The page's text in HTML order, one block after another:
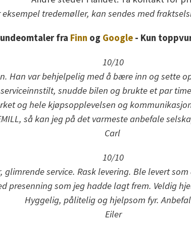
eksempel tredemøller, kan sendes med
fra Finn og Google - Kun
10/10
Han var behjelpelig med å bære inn og sette
snudde bilen og brukte et par
og hele kjøpsopplevelsen og
så kan jeg på det varmeste anbefale
Carl
10/10
service. Rask levering. Ble levert
presenning som jeg hadde lagt frem. Veldig
Hyggelig, pålitelig og hjelpsom fyr.
Eiler